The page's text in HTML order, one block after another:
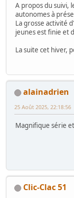
A propos du suivi,
autonomes à
La grosse activité
jeunes est finie et
La suite cet hiver,
alainadrien
25 Août 2025, 22:18:56
Magnifique série
Clic-Clac 51